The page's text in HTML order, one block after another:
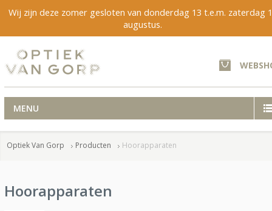
Wij zijn deze zomer gesloten van donderdag 13 t.e.m. zaterdag
augustus.
MENU
Optiek Van Gorp Producten Hoorapparaten
Hoorapparaten